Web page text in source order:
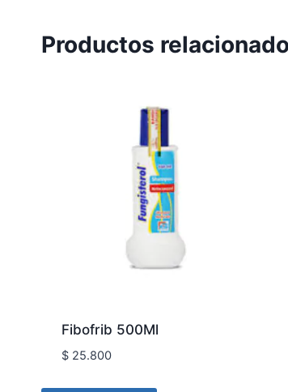
Productos
Fibofrib 500Ml
$25.800